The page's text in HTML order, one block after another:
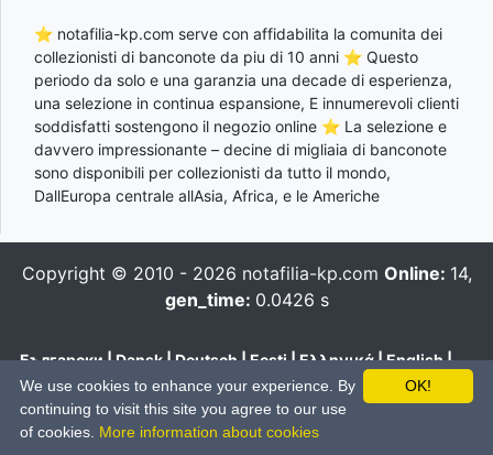
⭐ notafilia-kp.com serve con affidabilita la comunita dei
collezionisti di banconote da piu di 10 anni ⭐ Questo
periodo da solo e una garanzia una decade di esperienza,
una selezione in continua espansione, E innumerevoli clienti
soddisfatti sostengono il negozio online ⭐ La selezione e
davvero impressionante – decine di migliaia di banconote
sono disponibili per collezionisti da tutto il mondo,
DallEuropa centrale allAsia, Africa, e le Americhe
Copyright © 2010 - 2026 notafilia-kp.com Online: 14,
gen_time: 0.0426 s
Български|Dansk|Deutsch|Eesti|Ελληνικά|English|
Español|Français|Hrvatski|Italiano|Latviešu Lietuvių
Magyar|Nederlands|Polski|Português|Română|Pусский
Slovenčina|Slovenski|Suomi| Svenska
OK!
We use cookies to enhance your experience. By
continuing to visit this site you agree to our use
of cookies. More information about cookies